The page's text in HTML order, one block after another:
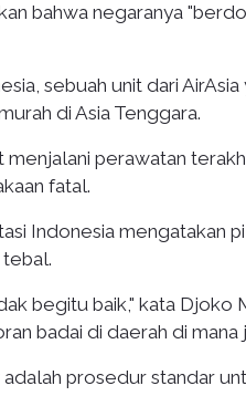
bahwa negaranya
sebuah unit dari
di Asia Tenggara.
perawatan
fatal.
Indonesia mengatakan
tebal.
begitu baik," kata
badai di daerah di mana
prosedur standar